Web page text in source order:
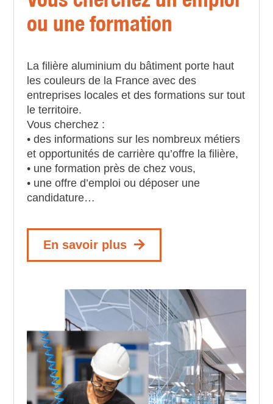
ou une formation
La filière aluminium du bâtiment porte haut
les couleurs de la France avec des
entreprises locales et des formations sur tout
le territoire.
Vous cherchez :
• des informations sur les nombreux métiers
et opportunités de carrière qu’offre la filière,
• une formation près de chez vous,
• une offre d’emploi ou déposer une
candidature…
En savoir plus